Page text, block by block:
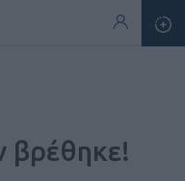
βρέθηκε!